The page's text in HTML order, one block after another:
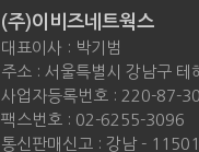
(주)이비즈네트웍스
대표이사 : 박기범
주소 : 서울특별시 강남구
사업자등록번호 : 220-87-
팩스번호 : 02-6255-3096
통신판매신고 : 강남 -